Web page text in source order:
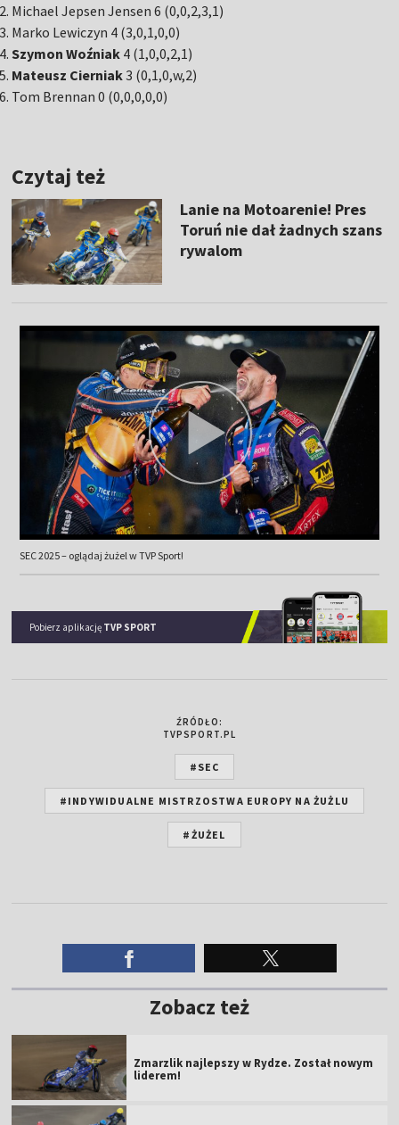
Michael Jepsen Jensen 6 (0,0,2,3,1)
Marko Lewiczyn 4 (3,0,1,0,0)
Szymon Woźniak 4 (1,0,0,2,1)
Mateusz Cierniak3 (0,1,0,w,2)
Tom Brennan 0 (0,0,0,0,0)
Czytaj też
Lanie na Motoarenie! Pres
Toruń nie dał żadnych szans
rywalom
SEC 2025 – oglądaj żużel w TVP Sport!
Pobierz aplikację TVP SPORT
ŹRÓDŁO:
TVPSPORT.PL
#SEC
#INDYWIDUALNE MISTRZOSTWA EUROPY NA ŻUŻLU
#ŻUŻEL
Zobacz też
Zmarzlik najlepszy w Rydze. Został nowym
liderem!